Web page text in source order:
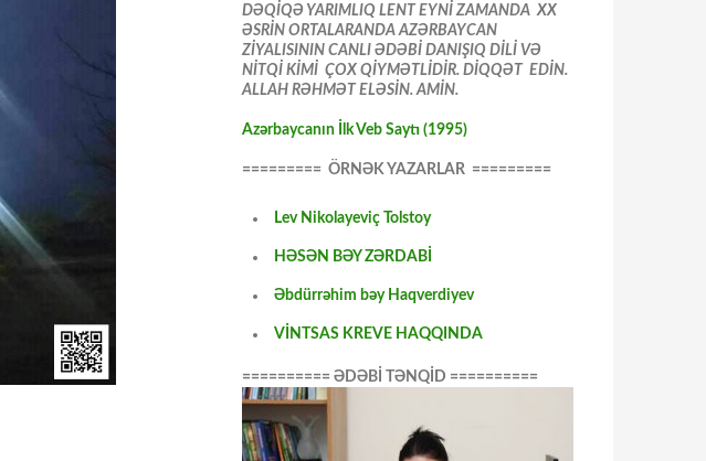
DƏQİQƏ YARIMLIQ LENT EYNİ ZAMANDA XX
ƏSRİN ORTALARANDA AZƏRBAYCAN
ZİYALISININ CANLI ƏDƏBİ DANIŞIQ DİLİ VƏ
NİTQİ KİMİ ÇOX QİYMƏTLİDİR. DİQQƏT EDİN.
ALLAH RƏHMƏT ELƏSİN. AMİN.
Azərbaycanın İlk Veb Saytı (1995)
========= ÖRNƏK YAZARLAR =========
Lev Nikolayeviç Tolstoy
HƏSƏN BƏY ZƏRDABİ
Əbdürrəhim bəy Haqverdiyev
VİNTSAS KREVE HAQQINDA
========== ƏDƏBİ TƏNQİD ==========